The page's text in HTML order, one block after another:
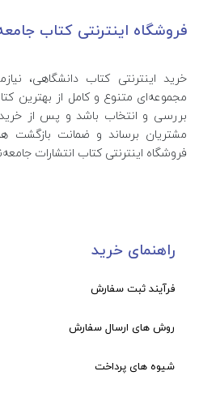
فروشگاه اینترنتی کتاب
خرید اینترنتی کتاب‌ دانشگاهی،
مجموعه‌ای متنوع و کامل از بهترین
بررسی و انتخاب باشد و پس از
مشتریان برساند و ضمانت بازگشت
فروشگاه اینترنتی کتاب انتشارات
راهنمای خرید
فرآیند ثبت سفارش
روش های ارسال سفارش
شیوه های پرداخت